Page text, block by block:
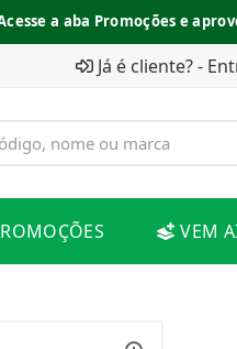
a aba Promoções e
Já é cliente? -
VEM